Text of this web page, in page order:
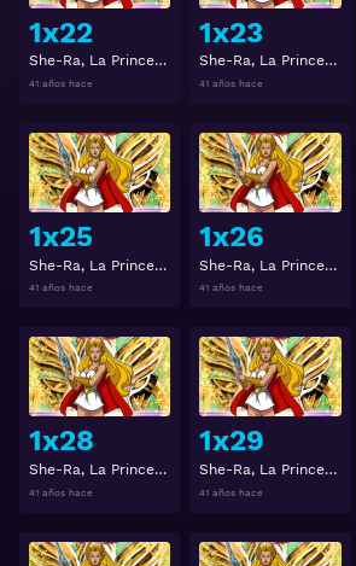
1x22
She-Ra, La Princesa del Poder Temporada 1 Capitulo 22
41 años hace
1x23
She-Ra, La Princesa del Poder Temporada 1 Capitulo 23
41 años hace
1x25
She-Ra, La Princesa del Poder Temporada 1 Capitulo 25
41 años hace
Ver
1x26
She-Ra, La Princesa del Poder Temporada 1 Capitulo 26
41 años hace
1x28
She-Ra, La Princesa del Poder Temporada 1 Capitulo 28
41 años hace
Ver
1x29
She-Ra, La Princesa del Poder Temporada 1 Capitulo 29
41 años hace
Ver